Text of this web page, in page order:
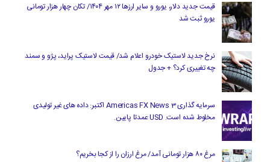
قیمت جدید دلار، یورو و سایر ارزها ۱۲ مهر ۱۴۰۴/ تکان چهار هزار تومانی
یورو ثبت شد
نرخ جدید لاستیک خودرو اعلام شد/ قیمت لاستیک پراید، پژو و سمند
چه تغییری کرد؟ + جدول
سرمایه گذاری Americas FX News 3 اکتبر: داده های غیر تولیدی
مخلوط شده است. USD عمدتا پایین.
مرغ ۸۰ هزار تومانی آمد/ مرغ ارزان را از کجا بخریم؟